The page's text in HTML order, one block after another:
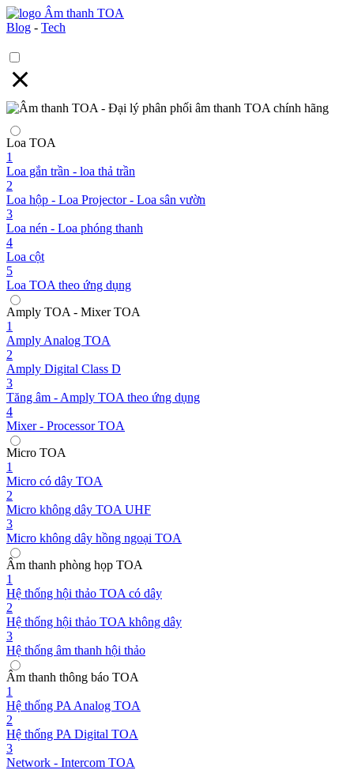
Blog - Tech
Loa TOA
1
Loa gắn trần - loa thả trần
2
Loa hộp - Loa Projector - Loa sân vườn
3
Loa nén - Loa phóng thanh
4
Loa cột
5
Loa TOA theo ứng dụng
Amply TOA - Mixer TOA
1
Amply Analog TOA
2
Amply Digital Class D
3
Tăng âm - Amply TOA theo ứng dụng
4
Mixer - Processor TOA
Micro TOA
1
Micro có dây TOA
2
Micro không dây TOA UHF
3
Micro không dây hồng ngoại TOA
Âm thanh phòng họp TOA
1
Hệ thống hội thảo TOA có dây
2
Hệ thống hội thảo TOA không dây
3
Hệ thống âm thanh hội thảo
Âm thanh thông báo TOA
1
Hệ thống PA Analog TOA
2
Hệ thống PA Digital TOA
3
Network - Intercom TOA